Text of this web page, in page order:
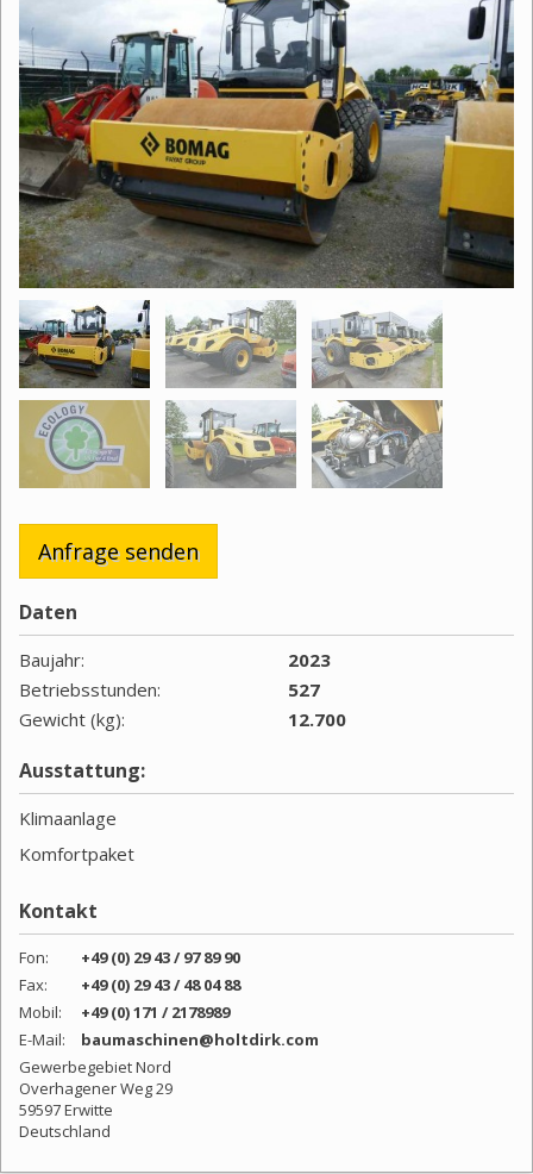
Anfrage senden
Daten
Baujahr:
2023
Betriebsstunden:
527
Gewicht (kg):
12.700
Ausstattung:
Klimaanlage
Komfortpaket
Kontakt
Fon:
+49 (0) 29 43 / 97 89 90
Fax:
+49 (0) 29 43 / 48 04 88
Mobil:
+49 (0) 171 / 2178989
E-Mail:
baumaschinen@holtdirk.com
Gewerbegebiet Nord
Overhagener Weg 29
59597 Erwitte
Deutschland